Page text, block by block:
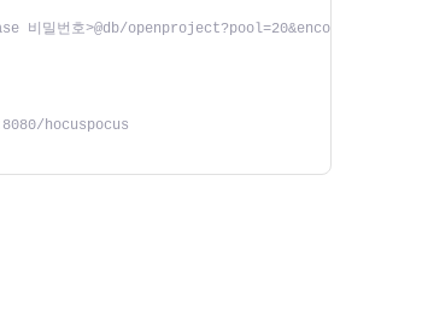
비밀번호>@db/
hocuspocus